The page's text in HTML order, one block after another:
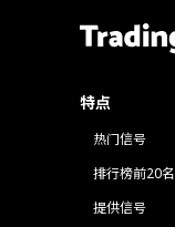
特点
热门信号
排行榜前20名
提供信号